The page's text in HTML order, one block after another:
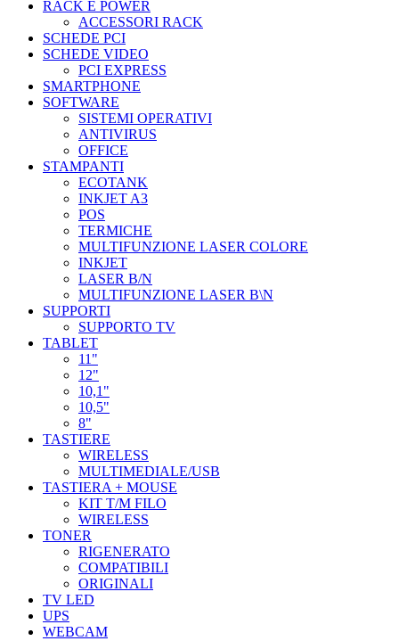
RACK E POWER
ACCESSORI RACK
SCHEDE PCI
SCHEDE VIDEO
PCI EXPRESS
SMARTPHONE
SOFTWARE
SISTEMI OPERATIVI
ANTIVIRUS
OFFICE
STAMPANTI
ECOTANK
INKJET A3
POS
TERMICHE
MULTIFUNZIONE LASER COLORE
INKJET
LASER B/N
MULTIFUNZIONE LASER B\N
SUPPORTI
SUPPORTO TV
TABLET
11"
12"
10,1"
10,5"
8"
TASTIERE
WIRELESS
MULTIMEDIALE/USB
TASTIERA + MOUSE
KIT T/M FILO
WIRELESS
TONER
RIGENERATO
COMPATIBILI
ORIGINALI
TV LED
UPS
WEBCAM